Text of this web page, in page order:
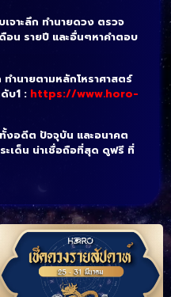
จาะลึก ทำนายดวง ตรวจ
อน รายปี และอื่นๆหาคำตอบ
ำนายตามหลักโหราศาสตร์
บ1 : https://www.horo-
งอดีต ปัจจุบัน และอนาคต
ะเด็น น่าเชื่อถือที่สุด ดูฟรี ที่